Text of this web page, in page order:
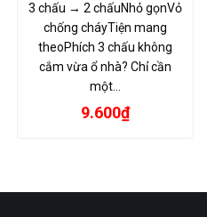
3 chấu → 2 chấuNhỏ gọnVỏ
chống cháyTiện mang
theoPhích 3 chấu không
cắm vừa ổ nhà? Chỉ cần
một…
9.600₫